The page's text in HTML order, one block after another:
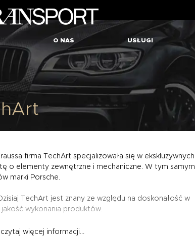
O NAS USŁUGI
firma TechArt specjalizowała się w ekskluzywnych
o elementy zewnętrzne i mechaniczne. W tym samym
marki Porsche.
TechArt jest znany ze względu na doskonałość w
wykonania produktów.
aut Porsche - od stylizacji zewnętrznej, przez
więcej informacji...